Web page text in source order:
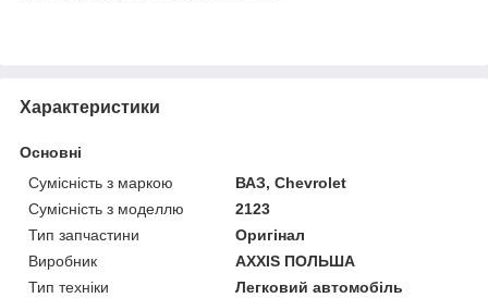
Характеристики
Основні
Сумісність з маркою
ВАЗ, Chevrolet
Сумісність з моделлю
2123
Тип запчастини
Оригінал
Виробник
AXXIS ПОЛЬША
Тип техніки
Легковий автомобіль